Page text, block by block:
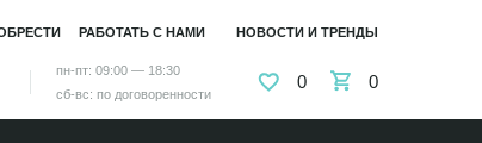
пн-пт: 09:00 — 18:30
сб-вс: по договоренности
РАБОТАТЬ С НАМИ НОВОСТИ И ТРЕНДЫ
0 0